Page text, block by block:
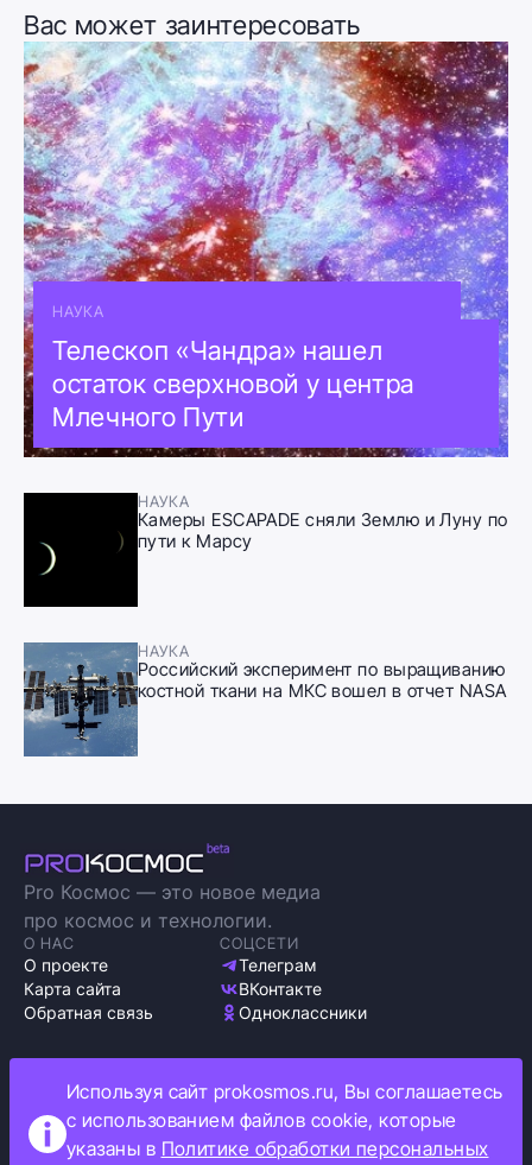
Вас может заинтересовать
НАУКА
Телескоп «Чандра» нашел
остаток сверхновой у центра
Млечного Пути
НАУКА
Камеры ESCAPADE сняли Землю и Луну по
пути к Марсу
НАУКА
Российский эксперимент по выращиванию
костной ткани на МКС вошел в отчет NASA
Pro Космос — это новое медиа
про космос и технологии.
О НАС
О проекте
Карта сайта
Обратная связь
СОЦСЕТИ
Телеграм
ВКонтакте
Одноклассники
Политика обработки персональных данных
Как мы используем cookie
Используя сайт prokosmos.ru, Вы соглашаетесь
с использованием файлов cookie, которые
указаны в Политике обработки персональных